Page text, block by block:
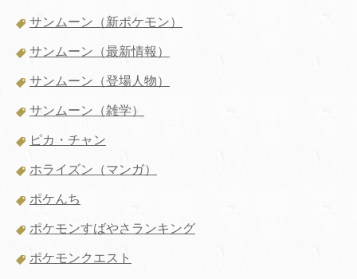
サンムーン（新ポケモン）
サンムーン（最新情報）
サンムーン（登場人物）
サンムーン（雑学）
ピカ・チャン
ホライズン（マンガ）
ポケんち
ポケモンすばやさランキング
ポケモンクエスト